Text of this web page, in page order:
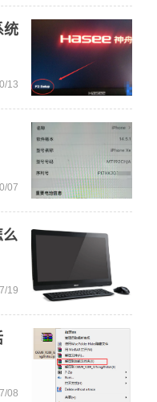
统
13
07
19
08